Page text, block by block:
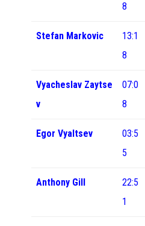
8
Stefan Markovic
13:1
8
Vyacheslav Zaytse
v
07:0
8
Egor Vyaltsev
03:5
5
Anthony Gill
22:5
1